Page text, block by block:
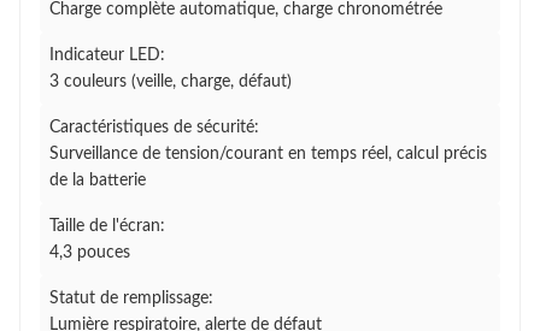
Charge complète automatique, charge chronométrée
Indicateur LED:
3 couleurs (veille, charge, défaut)
Caractéristiques de sécurité:
Surveillance de tension/courant en temps réel, calcul précis
de la batterie
Taille de l'écran:
4,3 pouces
Statut de remplissage:
Lumière respiratoire, alerte de défaut